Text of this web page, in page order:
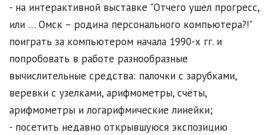
- на интерактивной выставке "Отчего ушел прогресс,
или … Омск – родина персонального компьютера?!"
поиграть за компьютером начала 1990-х гг. и
попробовать в работе разнообразные
вычислительные средства: палочки с зарубками,
веревки с узелками, арифмометры, счёты,
арифмометры и логарифмические линейки;
- посетить недавно открывшуюся экспозицию